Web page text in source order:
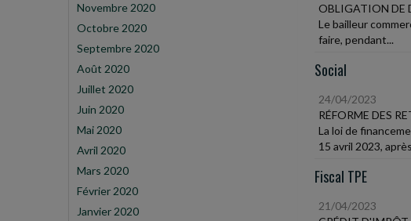
Novembre 2020
Octobre 2020
Septembre 2020
Août 2020
Juillet 2020
Juin 2020
Mai 2020
Avril 2020
Mars 2020
Février 2020
Janvier 2020
OBLIGATION DE
Le bailleur
faire, pendant...
Social
24/04/2023
RÉFORME DES
La loi de
15 avril 2023,
Fiscal TPE
21/04/2023